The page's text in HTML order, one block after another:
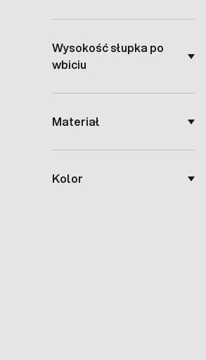
Wysokość słupka po
wbiciu
Materiał
Kolor